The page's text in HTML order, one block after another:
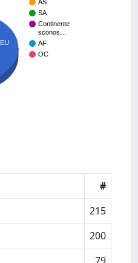
AS
SA
Continente
sconos…
AF
OC
EU
#
215
200